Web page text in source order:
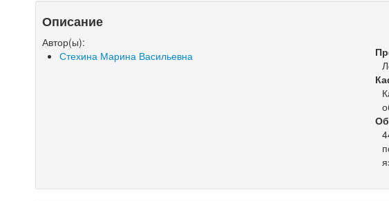
Описание
Автор(ы):
Стехина Марина Васильевна